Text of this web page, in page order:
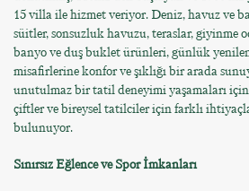
15 villa ile hizmet veriyor. Deniz, havuz ve
süitler, sonsuzluk havuzu, teraslar, giyinme
banyo ve duş buklet ürünleri, günlük
misafirlerine konfor ve şıklığı bir arada
unutulmaz bir tatil deneyimi yaşamaları
çiftler ve bireysel tatilciler için farklı
bulunuyor.
Sınırsız Eğlence ve Spor İmkanları